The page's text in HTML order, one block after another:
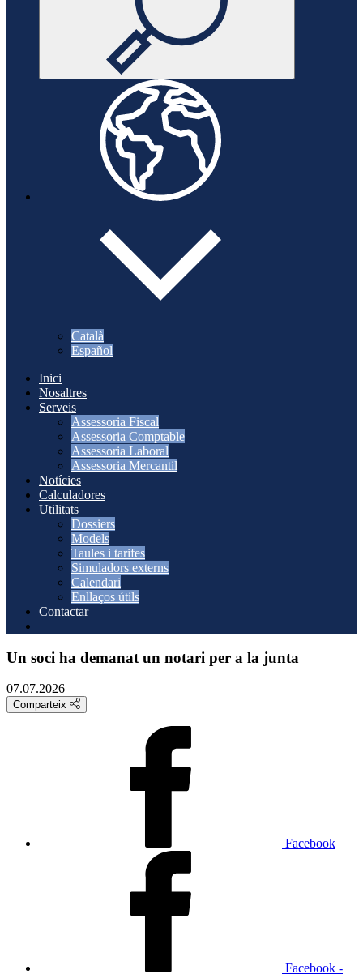
Català
Español
Inici
Nosaltres
Serveis
Assessoria Fiscal
Assessoria Comptable
Assessoria Laboral
Assessoria Mercantil
Notícies
Calculadores
Utilitats
Dossiers
Models
Taules i tarifes
Simuladors externs
Calendari
Enllaços útils
Contactar
Un soci ha demanat un notari per a la junta
07.07.2026
Comparteix
Facebook
Facebook -